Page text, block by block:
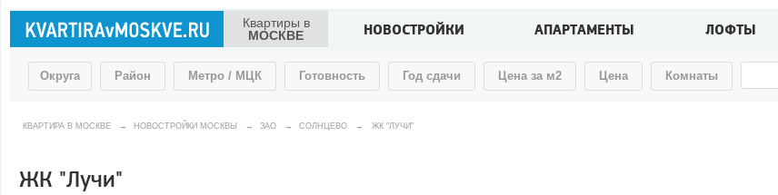
Квартиры в
МОСКВЕ
НОВОСТРОЙКИ АПАРТАМЕНТЫ ЛОФТЫ
Округа Район Метро / МЦК Готовность Год сдачи Цена за м2 Цена Комнаты
КВАРТИРА В МОСКВЕ → НОВОСТРОЙКИ МОСКВЫ → ЗАО → СОЛНЦЕВО → ЖК "ЛУЧИ"
ЖК "Лучи"